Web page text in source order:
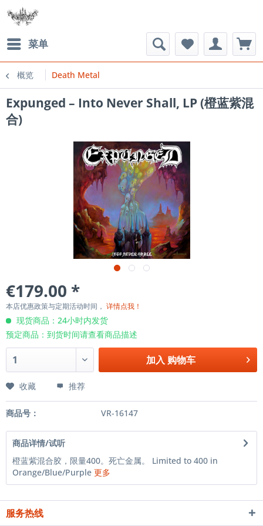
菜单
概览 Death Metal
Expunged ‎– Into Never Shall, LP (橙蓝紫混
合)
€179.00 *
本店优惠政策与定期活动时间， 详情点我！
现货商品：24小时内发货
预定商品：到货时间请查看商品描述
加入 购物车
收藏 推荐
商品号： VR-16147
商品详情/试听
橙蓝紫混合胶，限量400。死亡金属。 Limited to 400 in
Orange/Blue/Purple 更多
服务热线